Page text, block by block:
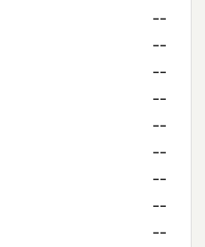
--
--
--
--
--
--
--
--
--